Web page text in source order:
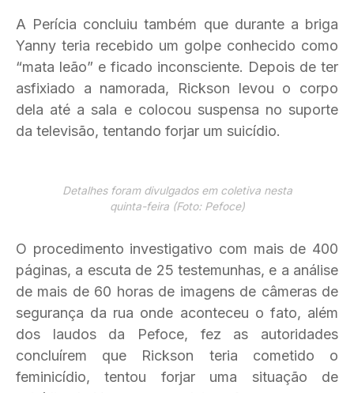
A Perícia concluiu também que durante a briga
Yanny teria recebido um golpe conhecido como
“mata leão” e ficado inconsciente. Depois de ter
asfixiado a namorada, Rickson levou o corpo
dela até a sala e colocou suspensa no suporte
da televisão, tentando forjar um suicídio.
Detalhes foram divulgados em coletiva nesta
quinta-feira (Foto: Pefoce)
O procedimento investigativo com mais de 400
páginas, a escuta de 25 testemunhas, e a análise
de mais de 60 horas de imagens de câmeras de
segurança da rua onde aconteceu o fato, além
dos laudos da Pefoce, fez as autoridades
concluírem que Rickson teria cometido o
feminicídio, tentou forjar uma situação de